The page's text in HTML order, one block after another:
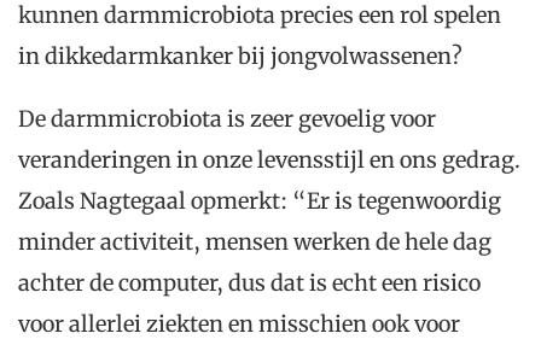
kunnen darmmicrobiota precies een rol spelen
in dikkedarmkanker bij jongvolwassenen?
De darmmicrobiota is zeer gevoelig voor
veranderingen in onze levensstijl en ons gedrag.
Zoals Nagtegaal opmerkt: “Er is tegenwoordig
minder activiteit, mensen werken de hele dag
achter de computer, dus dat is echt een risico
voor allerlei ziekten en misschien ook voor